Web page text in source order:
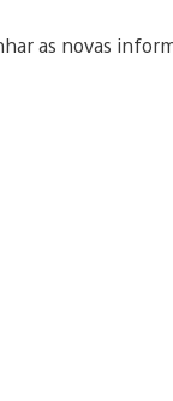
as novas